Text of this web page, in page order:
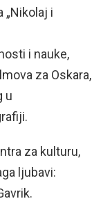
i
i nauke,
za Oskara,
u
za kulturu,
ljubavi: